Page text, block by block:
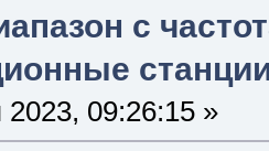
с
09:26:15 »